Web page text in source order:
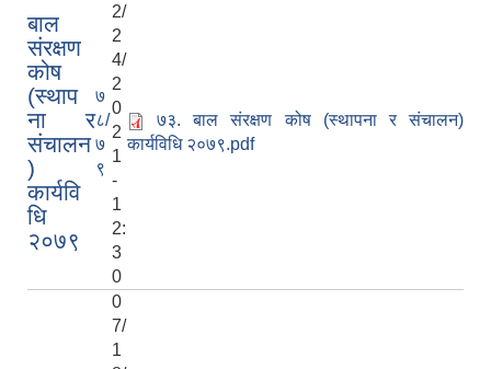
बाल
संरक्षण
कोष
(स्थाप
ना र
संचालन
)
कार्यवि
धि
२०७९
७
८/
७
९
2/
2
4/
2
0
2
1
-
1
2:
3
0
७३. बाल संरक्षण कोष (स्थापना र संचालन)
कार्यविधि २०७९.pdf
0
7/
1